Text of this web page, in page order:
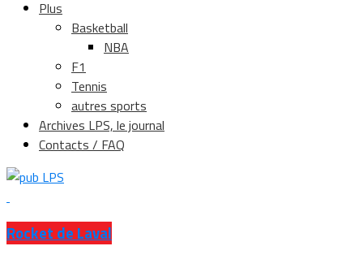
Plus
Basketball
NBA
F1
Tennis
autres sports
Archives LPS, le journal
Contacts / FAQ
Rocket de Laval